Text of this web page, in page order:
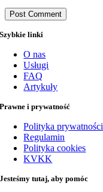
Szybkie linki
O nas
Usługi
FAQ
Artykuły
Prawne i prywatność
Polityka prywatności
Regulamin
Polityka cookies
KVKK
Jesteśmy tutaj, aby pomóc